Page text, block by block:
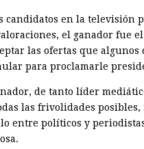
candidatos en la televisión
el ganador fue el
las ofertas que algunos
para proclamarle
de tanto líder
las frivolidades posibles,
entre políticos y